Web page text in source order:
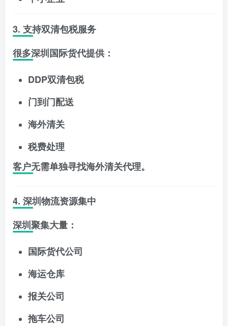
3. 支持双清包税服务
很多深圳国际货代提供：
DDP双清包税
门到门配送
海外清关
税费处理
客户无需单独寻找海外清关代理。
4. 深圳物流资源集中
深圳聚集大量：
国际货代公司
海运仓库
报关公司
拖车公司